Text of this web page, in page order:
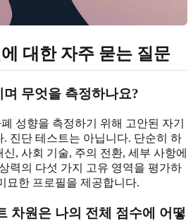
대한 자주 묻는 질문
무엇을 측정하나요?
성향을 측정하기 위해 고안된 자기
진단 테스트는 아닙니다. 단순히 하
, 사회 기술, 주의 전환, 세부 사항에
력의 다섯 가지 고유 영역을 평가하
묘한 프로필을 제공합니다.
차원은 나의 전체 점수에 어떻